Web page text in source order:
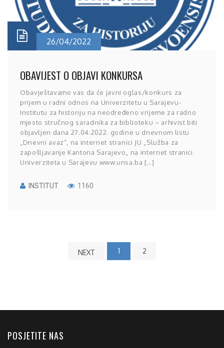
26/04/2022
OBAVIJEST O OBJAVI KONKURSA
Obavještavamo vas da će javni oglas/konkurs za
prijem u radni odnos na Univerzitetu u Sarajevu-
Institutu za historiju na neodređeno vrijeme za radno
mjesto stručnog saradnika za biblioteku – arhivist biti
objavljen dana 27.04.2022. godine u dnevnom listu
„Dnevni avaz“, na internet stranici JU „Služba za
zapošljavanje Kantona Sarajevo„ na internet stranici
Univerziteta u Sarajevu www.unsa.ba […]
INSTITUT 1160
NEXT 1 2
POSJETITE NAS